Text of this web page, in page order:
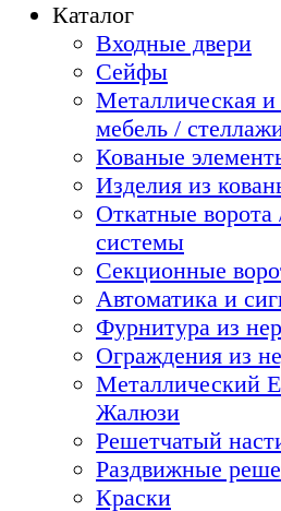
Каталог
Входные двери
Сейфы
Металлическая
мебель /
Кованые
Изделия из
Откатные
системы
Секционные
Автоматика и
Фурнитура из
Ограждения из
Металлический
Жалюзи
Решетчатый
Раздвижные
Краски